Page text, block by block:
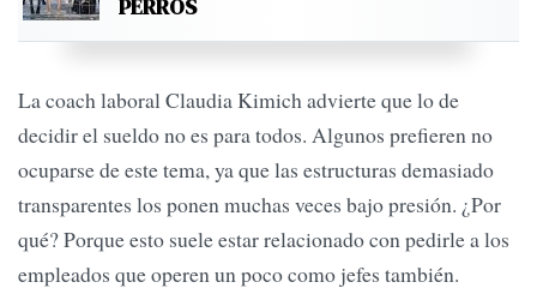
PERROS
La coach laboral Claudia Kimich advierte que lo de
decidir el sueldo no es para todos. Algunos prefieren no
ocuparse de este tema, ya que las estructuras demasiado
transparentes los ponen muchas veces bajo presión. ¿Por
qué? Porque esto suele estar relacionado con pedirle a los
empleados que operen un poco como jefes también.